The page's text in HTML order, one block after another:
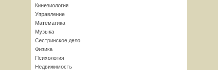
Кинезиология
Управление
Математика
Музыка
Сестринское дело
Физика
Психология
Недвижимость